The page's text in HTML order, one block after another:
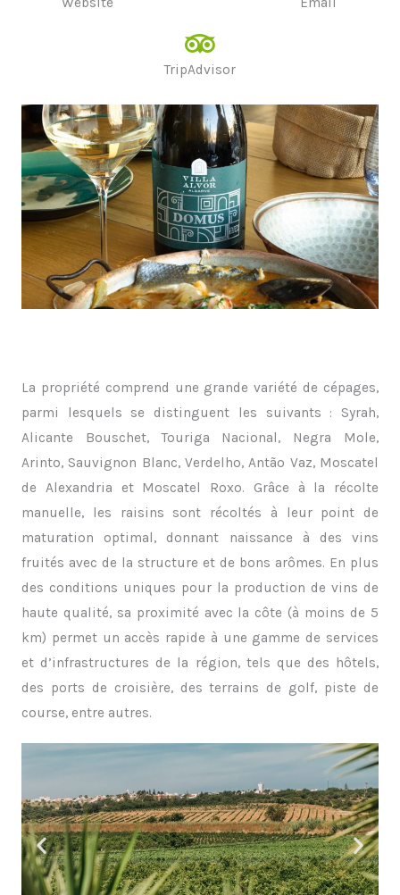
TripAdvisor
La propriété comprend une grande variété de cépages,
parmi lesquels se distinguent les suivants : Syrah,
Alicante Bouschet, Touriga Nacional, Negra Mole,
Arinto, Sauvignon Blanc, Verdelho, Antão Vaz, Moscatel
de Alexandria et Moscatel Roxo. Grâce à la récolte
manuelle, les raisins sont récoltés à leur point de
maturation optimal, donnant naissance à des vins
fruités avec de la structure et de bons arômes. En plus
des conditions uniques pour la production de vins de
haute qualité, sa proximité avec la côte (à moins de 5
km) permet un accès rapide à une gamme de services
et d’infrastructures de la région, tels que des hôtels,
des ports de croisière, des terrains de golf, piste de
course, entre autres.